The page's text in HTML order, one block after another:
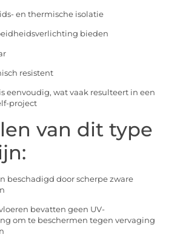
en thermische isolatie
bieden
resistent
eenvoudig, wat vaak resulteert in een
project
van dit type
beschadigd door scherpe zware
bevatten geen UV-
om te beschermen tegen vervaging